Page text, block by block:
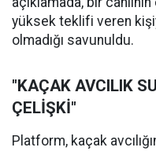
yüksek teklifi veren
olmadığı savunuldu.
"KAÇAK AVCILIK
ÇELİŞKİ"
Platform, kaçak